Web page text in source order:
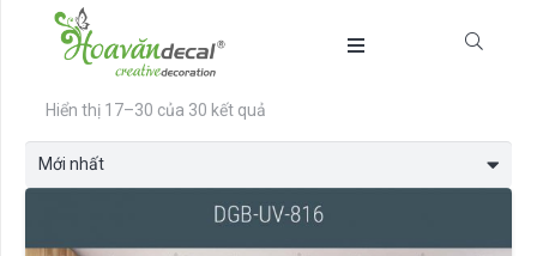
Hiển thị 17–30 của 30 kết quả
theo
mới
nhất